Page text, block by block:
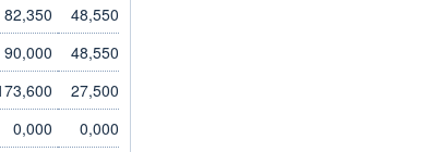
82,350
48,550
90,000
48,550
27,500
0,000
0,000